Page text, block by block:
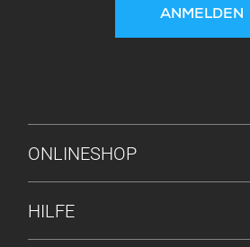
ANMELDEN
FUSSZEILENMENÜ
ONLINESHOP
HILFE